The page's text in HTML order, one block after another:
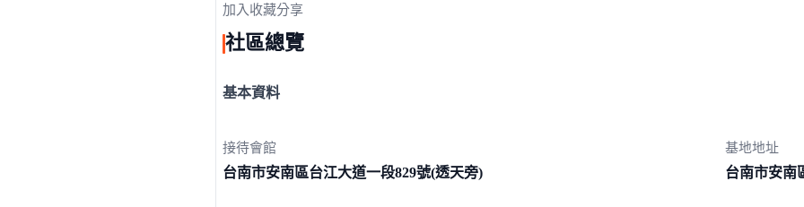
加入收藏分享
社區總覽
基本資料
接待會館
台南市安南區台江大道一段829號(透天旁)
基地地址
台南市安南